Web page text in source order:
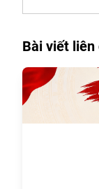
Bài viết liên